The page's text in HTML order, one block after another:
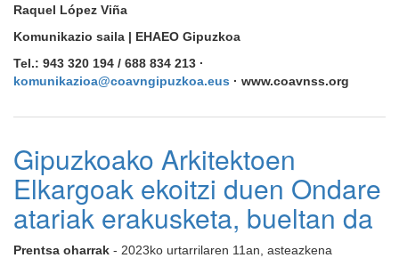
Raquel López Viña
Komunikazio saila | EHAEO Gipuzkoa
Tel.: 943 320 194 / 688 834 213 ·
komunikazioa@coavngipuzkoa.eus · www.coavnss.org
Gipuzkoako Arkitektoen
Elkargoak ekoitzi duen Ondare
atariak erakusketa, bueltan da
Prentsa oharrak - 2023ko urtarrilaren 11an, asteazkena